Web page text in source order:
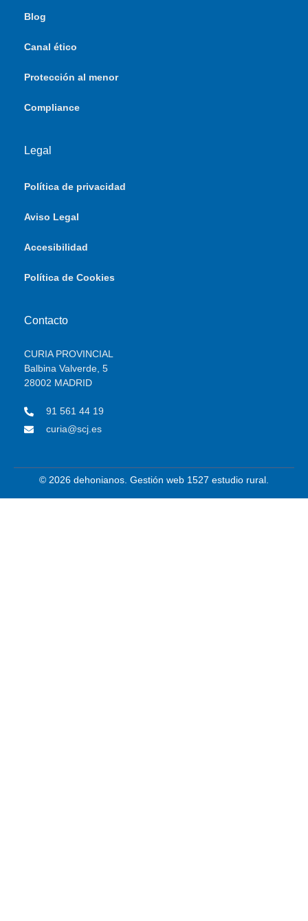
Blog
Canal ético
Protección al menor
Compliance
Legal
Política de privacidad
Aviso Legal
Accesibilidad
Política de Cookies
Contacto
CURIA PROVINCIAL
Balbina Valverde, 5
28002 MADRID
91 561 44 19
curia@scj.es
© 2026 dehonianos. Gestión web 1527 estudio rural.